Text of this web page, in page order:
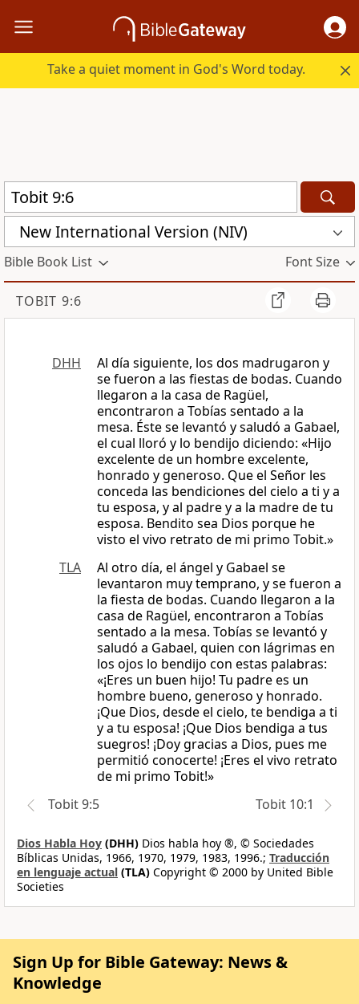
Take a quiet moment in God's Word today.
New International Version (NIV)
Bible Book List Font Size
TOBIT 9:6
DHH
Al día siguiente, los dos madrugaron y
se fueron a las fiestas de bodas. Cuando
llegaron a la casa de Ragüel,
encontraron a Tobías sentado a la
mesa. Éste se levantó y saludó a Gabael,
el cual lloró y lo bendijo diciendo: «Hijo
excelente de un hombre excelente,
honrado y generoso. Que el Señor les
conceda las bendiciones del cielo a ti y a
tu esposa, y al padre y a la madre de tu
esposa. Bendito sea Dios porque he
visto el vivo retrato de mi primo Tobit.»
TLA
Al otro día, el ángel y Gabael se
levantaron muy temprano, y se fueron a
la fiesta de bodas. Cuando llegaron a la
casa de Ragüel, encontraron a Tobías
sentado a la mesa. Tobías se levantó y
saludó a Gabael, quien con lágrimas en
los ojos lo bendijo con estas palabras:
«¡Eres un buen hijo! Tu padre es un
hombre bueno, generoso y honrado.
¡Que Dios, desde el cielo, te bendiga a ti
y a tu esposa! ¡Que Dios bendiga a tus
suegros! ¡Doy gracias a Dios, pues me
permitió conocerte! ¡Eres el vivo retrato
de mi primo Tobit!»
Tobit 9:5
Tobit 10:1
Dios Habla Hoy (DHH) Dios habla hoy ®, © Sociedades
Bíblicas Unidas, 1966, 1970, 1979, 1983, 1996.; Traducción
en lenguaje actual (TLA) Copyright © 2000 by United Bible
Societies
Sign Up for Bible Gateway: News &
Knowledge